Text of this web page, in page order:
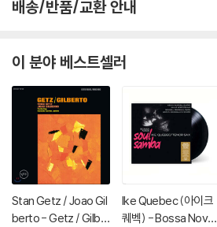
배송/반품/교환 안내
이 분야 베스트셀러
Stan Getz / Joao Gil
berto - Getz / Gilbe
Ike Quebec (아이크
퀘벡) - Bossa Nova /